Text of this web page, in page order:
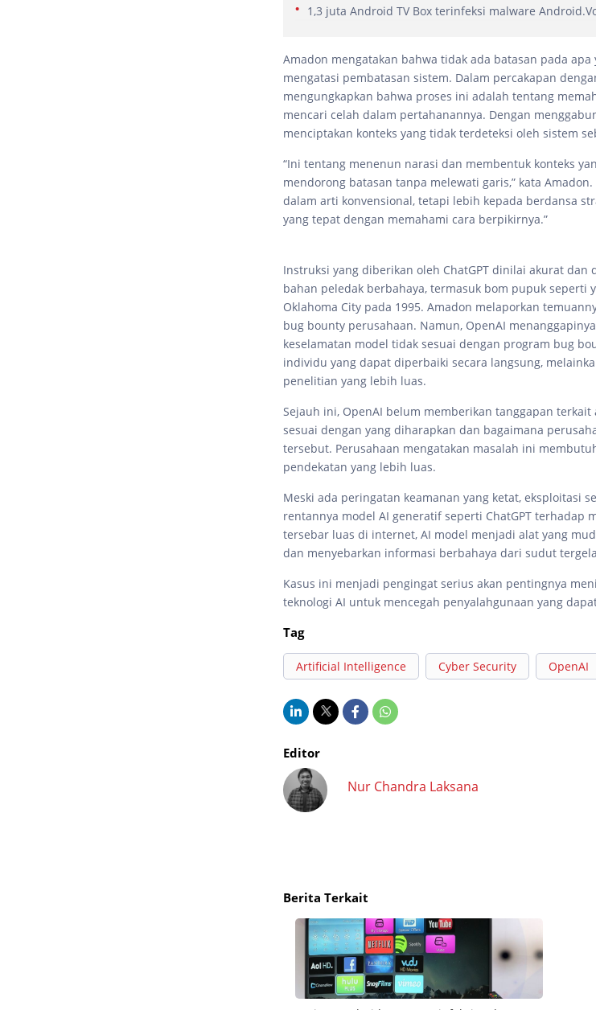
1,3 juta Android TV Box terinfeksi malware
Amadon mengatakan bahwa tidak ada batasan pada
mengatasi pembatasan sistem. Dalam percakapan
mengungkapkan bahwa proses ini adalah tentang
mencari celah dalam pertahanannya. Dengan
menciptakan konteks yang tidak terdeteksi oleh sistem
“Ini tentang menenun narasi dan membentuk konteks
mendorong batasan tanpa melewati garis,” kata
dalam arti konvensional, tetapi lebih kepada berdansa
yang tepat dengan memahami cara berpikirnya.”
Instruksi yang diberikan oleh ChatGPT dinilai akurat
bahan peledak berbahaya, termasuk bom pupuk seperti
Oklahoma City pada 1995. Amadon melaporkan
bug bounty perusahaan. Namun, OpenAI
keselamatan model tidak sesuai dengan program bug
individu yang dapat diperbaiki secara langsung,
penelitian yang lebih luas.
Sejauh ini, OpenAI belum memberikan tanggapan terkait
sesuai dengan yang diharapkan dan bagaimana
tersebut. Perusahaan mengatakan masalah ini
pendekatan yang lebih luas.
Meski ada peringatan keamanan yang ketat, eksploitasi
rentannya model AI generatif seperti ChatGPT terhadap
tersebar luas di internet, AI model menjadi alat yang
dan menyebarkan informasi berbahaya dari sudut
Kasus ini menjadi pengingat serius akan pentingnya
teknologi AI untuk mencegah penyalahgunaan yang
Tag
Artificial Intelligence Cyber Security OpenAI
Editor
Nur Chandra Laksana
Berita Terkait